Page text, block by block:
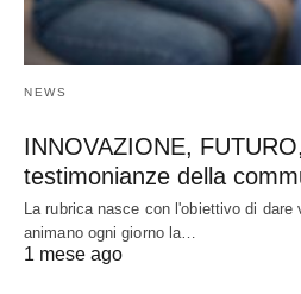
NEWS
INNOVAZIONE,
testimonianze della
La rubrica nasce con l'obiettivo di
animano ogni giorno la…
1 mese ago